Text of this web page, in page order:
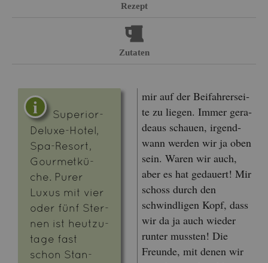
Re­zept
Zu­ta­ten
Su­pe­ri­or-
De­lu­xe-Hotel,
Spa-Re­sort,
Gour­met­kü­
che. Purer
Luxus mit vier
oder fünf Ster­
nen ist heut­zu­
ta­ge fast
schon Stan­
mir auf der Bei­fah­rer­sei­
te zu lie­gen. Immer ge­ra­
de­aus schau­en, ir­gend­
wann wer­den wir ja oben
sein. Waren wir auch,
aber es hat ge­dau­ert! Mir
schoss durch den
schwind­li­gen Kopf, dass
wir da ja auch wie­der
run­ter muss­ten! Die
Freun­de, mit denen wir